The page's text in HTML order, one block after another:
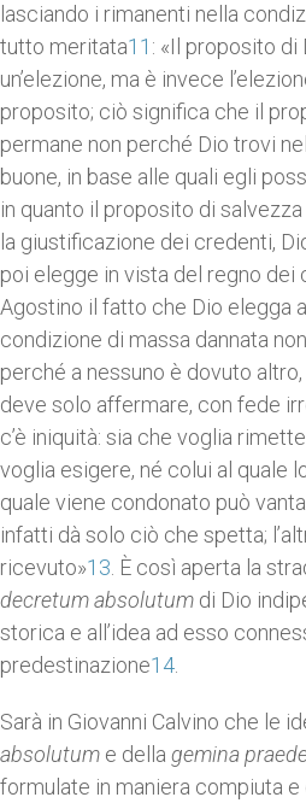
lasciando i rimanenti nella
tutto meritata11 : «Il proposito di
un’elezione, ma è invece
proposito; ciò significa che il
permane non perché Dio trovi
buone, in base alle quali egli
in quanto il proposito di
la giustificazione dei credenti,
poi elegge in vista del regno dei
Agostino il fatto che Dio elegga
condizione di massa dannata
perché a nessuno è dovuto altro,
deve solo affermare, con fede
c’è iniquità: sia che voglia
voglia esigere, né colui al quale
quale viene condonato può
infatti dà solo ciò che spetta;
ricevuto»13 . È così aperta la
decretum absolutum di Dio
storica e all’idea ad esso
predestinazione14
Sarà in Giovanni Calvino che le
absolutum e della gemina
formulate in maniera compiuta